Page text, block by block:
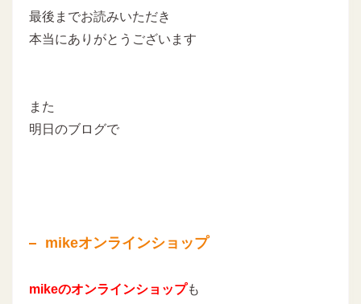
最後までお読みいただき
本当にありがとうございます
また
明日のブログで
mikeオンラインショップ
mikeのオンラインショップも